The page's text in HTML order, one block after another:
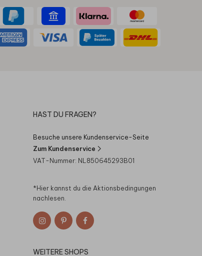
HAST DU FRAGEN?
Besuche unsere Kundenservice-Seite
Zum Kundenservice
VAT-Nummer: NL850645293B01
*Hier kannst du die Aktionsbedingungen
nachlesen.
WEITERE SHOPS